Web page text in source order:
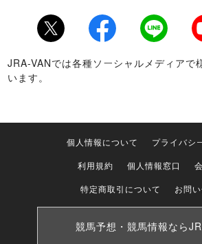
Twitter Facebook LINE
JRA-VANでは各種ソーシャルメディアで
います。
個人情報について
プライバシ
利用規約
個人情報窓口
特定商取引について
お問
競馬予想・競馬情報なら